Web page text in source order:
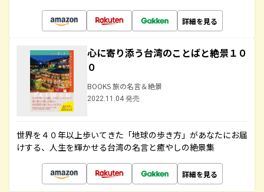
詳細を見る
心に寄り添う台湾のことばと絶景１０
０
BOOKS 旅の名言＆絶景
2022.11.04 発売
世界を４０年以上歩いてきた「地球の歩き方」があなたにお届
けする、人生を輝かせる台湾の名言と癒やしの絶景集
詳細を見る